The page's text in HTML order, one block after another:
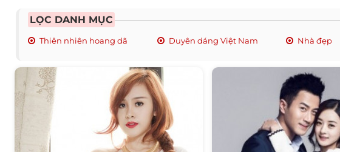
LỌC DANH MỤC
Thiên nhiên hoang dã Duyên dáng Việt Nam Nhà đẹp